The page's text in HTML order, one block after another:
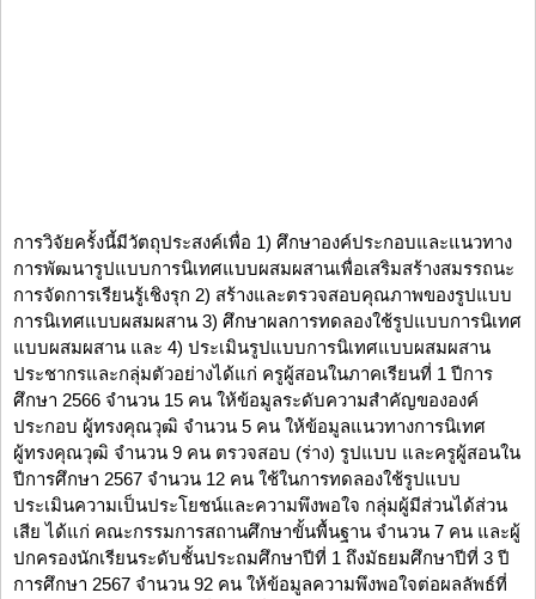
การวิจัยครั้งนี้มีวัตถุประสงค์เพื่อ 1) ศึกษาองค์ประกอบและแนวทาง
การพัฒนารูปแบบการนิเทศแบบผสมผสานเพื่อเสริมสร้างสมรรถนะ
การจัดการเรียนรู้เชิงรุก 2) สร้างและตรวจสอบคุณภาพของรูปแบบ
การนิเทศแบบผสมผสาน 3) ศึกษาผลการทดลองใช้รูปแบบการนิเทศ
แบบผสมผสาน และ 4) ประเมินรูปแบบการนิเทศแบบผสมผสาน
ประชากรและกลุ่มตัวอย่างได้แก่ ครูผู้สอนในภาคเรียนที่ 1 ปีการ
ศึกษา 2566 จำนวน 15 คน ให้ข้อมูลระดับความสำคัญขององค์
ประกอบ ผู้ทรงคุณวุฒิ จำนวน 5 คน ให้ข้อมูลแนวทางการนิเทศ
ผู้ทรงคุณวุฒิ จำนวน 9 คน ตรวจสอบ (ร่าง) รูปแบบ และครูผู้สอนใน
ปีการศึกษา 2567 จำนวน 12 คน ใช้ในการทดลองใช้รูปแบบ
ประเมินความเป็นประโยชน์และความพึงพอใจ กลุ่มผู้มีส่วนได้ส่วน
เสีย ได้แก่ คณะกรรมการสถานศึกษาขั้นพื้นฐาน จำนวน 7 คน และผู้
ปกครองนักเรียนระดับชั้นประถมศึกษาปีที่ 1 ถึงมัธยมศึกษาปีที่ 3 ปี
การศึกษา 2567 จำนวน 92 คน ให้ข้อมูลความพึงพอใจต่อผลลัพธ์ที่